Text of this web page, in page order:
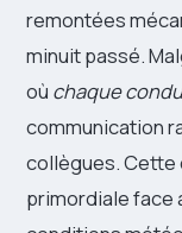
remontées
minuit passé.
où chaque
communication
collègues. Cette
primordiale face